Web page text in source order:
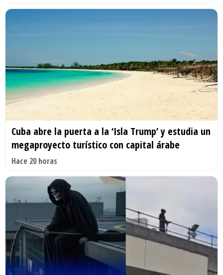
Cuba abre la puerta a la ‘Isla Trump’ y estudia un
megaproyecto turístico con capital árabe
Hace 20 horas